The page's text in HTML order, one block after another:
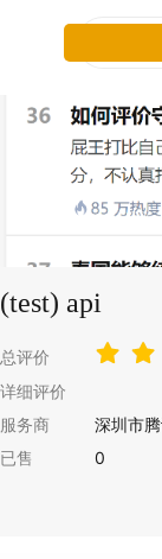
(test) api
总评价
详细评价
服务商
深圳市
已售
0